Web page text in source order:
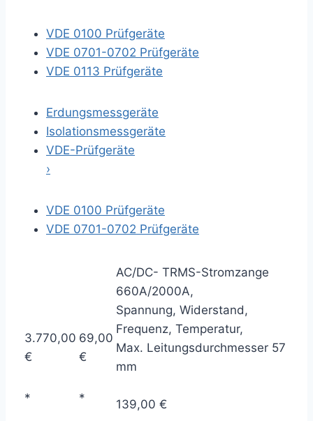
VDE 0100 Prüfgeräte
VDE 0701-0702 Prüfgeräte
VDE 0113 Prüfgeräte
Erdungsmessgeräte
Isolationsmessgeräte
VDE-Prüfgeräte
›
VDE 0100 Prüfgeräte
VDE 0701-0702 Prüfgeräte
3.770,00
€
*
69,00
€
*
AC/DC- TRMS-Stromzange
660A/2000A,
Spannung, Widerstand,
Frequenz, Temperatur,
Max. Leitungsdurchmesser 57
mm
139,00 €